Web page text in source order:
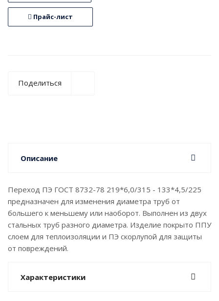
Прайс-лист
Поделиться
Описание
Переход ПЭ ГОСТ 8732-78 219*6,0/315 - 133*4,5/225
предназначен для изменения диаметра труб от
большего к меньшему или наоборот. Выполнен из двух
стальных труб разного диаметра. Изделие покрыто ППУ
слоем для теплоизоляции и ПЭ скорлупой для защиты
от повреждений.
Характеристики